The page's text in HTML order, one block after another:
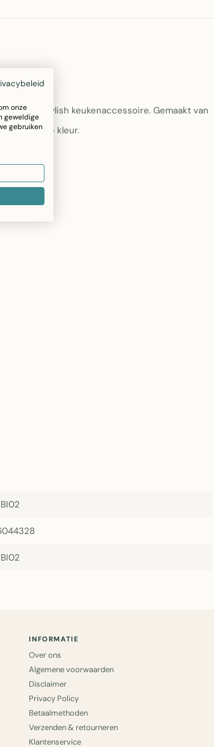
en stylish keukenaccessoire. Gemaakt van
beige kleur.
INFORMATIE
Over ons
Algemene voorwaarden
Disclaimer
Privacy Policy
Betaalmethoden
Verzenden & retourneren
Klantenservice
onze
geweldige
gebruiken